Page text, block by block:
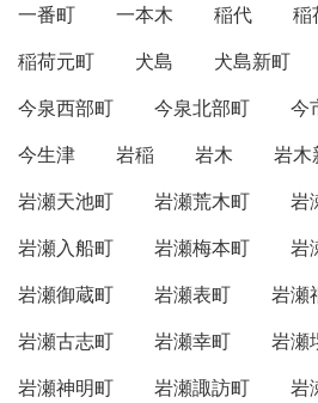
一番町
一本木 稲代 稲
稲荷元町
犬島 犬島新町
今泉西部町
今泉北部町 今
今生津
岩稲 岩木 岩木
岩瀬天池町
岩瀬荒木町
岩
岩瀬入船町
岩瀬梅本町
岩
岩瀬御蔵町
岩瀬表町
岩瀬
岩瀬古志町
岩瀬幸町 岩瀬
岩瀬神明町
岩瀬諏訪町
岩